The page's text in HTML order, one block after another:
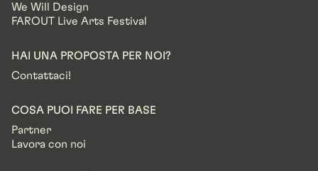
We Will Design
FAROUT Live Arts Festival
HAI UNA PROPOSTA PER NOI?
Contattaci!
COSA PUOI FARE PER BASE
Partner
Lavora con noi